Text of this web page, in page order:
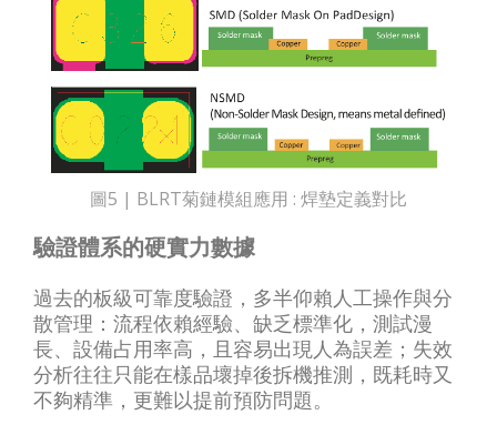
圖5 | BLRT菊鏈模組應用 : 焊墊定義對比
驗證體系的硬實力數據
過去的板級可靠度驗證，多半仰賴人工操作與分
散管理：流程依賴經驗、缺乏標準化，測試漫
長、設備占用率高，且容易出現人為誤差；失效
分析往往只能在樣品壞掉後拆機推測，既耗時又
不夠精準，更難以提前預防問題。